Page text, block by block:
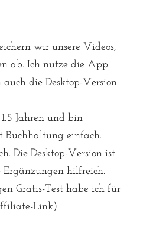
wir unsere Videos,
ab. Ich nutze die App
die Desktop-Version.
Jahren und bin
Buchhaltung einfach.
Die Desktop-Version ist
hilfreich.
Gratis-Test habe ich für
Link).